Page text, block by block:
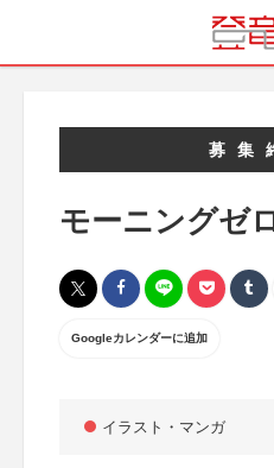
募集
モーニングゼ
Googleカレンダーに追加
イラスト・マンガ